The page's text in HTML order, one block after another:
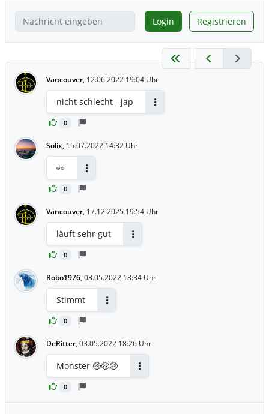
Login Registrieren
Vancouver, 12.06.2022 19:04 Uhr
0
nicht schlecht - jap
Solix, 15.07.2022 14:32 Uhr
0
👀
Vancouver, 17.12.2025 19:54 Uhr
0
läuft sehr gut
Robo1976, 03.05.2022 18:34 Uhr
0
Stimmt
DeRitter, 03.05.2022 18:26 Uhr
0
Monster 🤑🤑🤑